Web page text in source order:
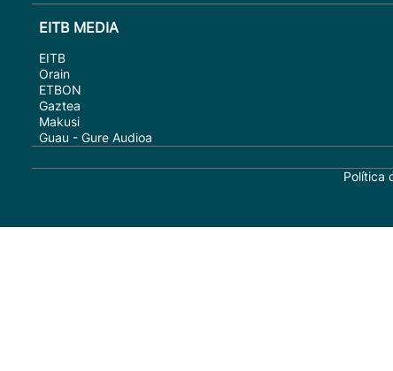
EITB MEDIA
EITB
Orain
ETBON
Gaztea
Makusi
Guau - Gure Audioa
Política